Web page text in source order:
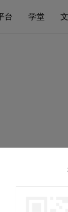
台 学堂